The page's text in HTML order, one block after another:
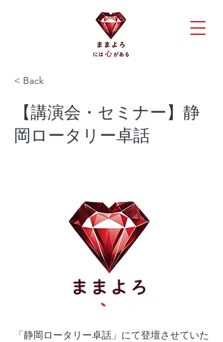
< Back
【講演会・セミナー】静
岡ロータリー卓話
「静岡ロータリー卓話」にて登壇させていた